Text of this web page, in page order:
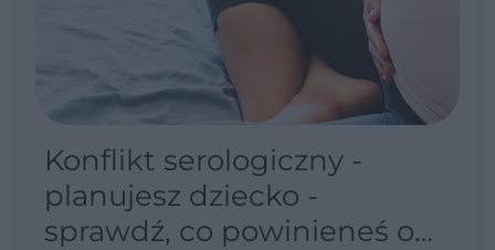
Konflikt serologiczny -
planujesz dziecko -
sprawdź, co powinieneś o